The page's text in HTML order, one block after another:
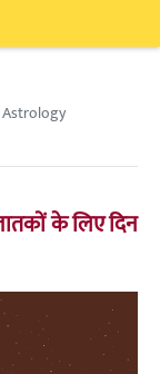
Astrology
के लिए दिन